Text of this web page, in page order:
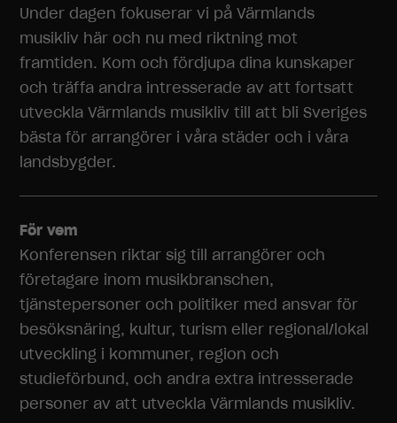
Under dagen fokuserar vi på Värmlands
musikliv här och nu med riktning mot
framtiden. Kom och fördjupa dina kunskaper
och träffa andra intresserade av att fortsatt
utveckla Värmlands musikliv till att bli Sveriges
bästa för arrangörer i våra städer och i våra
landsbygder.
För vem
Konferensen riktar sig till arrangörer och
företagare inom musikbranschen,
tjänstepersoner och politiker med ansvar för
besöksnäring, kultur, turism eller regional/lokal
utveckling i kommuner, region och
studieförbund, och andra extra intresserade
personer av att utveckla Värmlands musikliv.